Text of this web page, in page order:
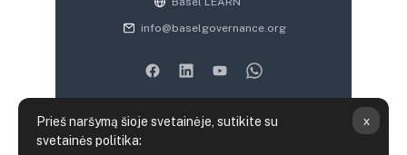
Prieš naršymą šioje svetainėje, sutikite su
svetainės politika:
x
info@baselgovernance.org